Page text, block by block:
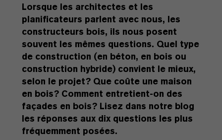
Lorsque les architectes et les
planificateurs parlent avec nous, les
constructeurs bois, ils nous posent
souvent les mêmes questions. Quel type
de construction (en béton, en bois ou
construction hybride) convient le mieux,
selon le projet? Que coûte une maison
en bois? Comment entretient-on des
façades en bois? Lisez dans notre blog
les réponses aux dix questions les plus
fréquemment posées.